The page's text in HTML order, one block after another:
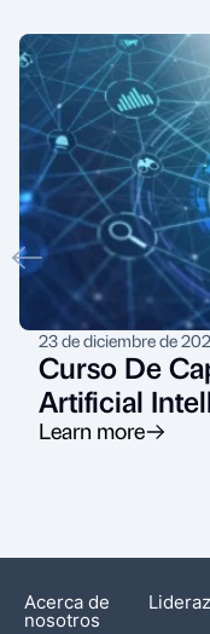
23 de diciembre de
Curso De
Artificial
Learn more
Acerca de
nosotros